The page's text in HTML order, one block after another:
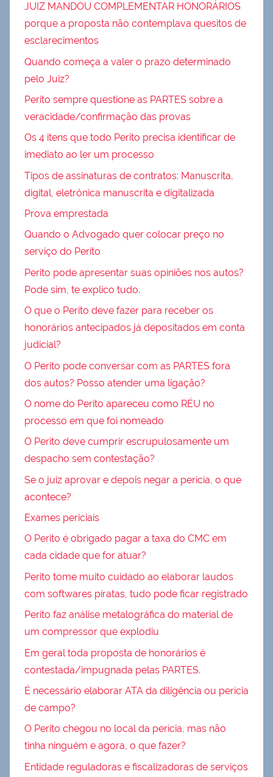
JUIZ MANDOU COMPLEMENTAR HONORÁRIOS
porque a proposta não contemplava quesitos de
esclarecimentos
Quando começa a valer o prazo determinado
pelo Juiz?
Perito sempre questione as PARTES sobre a
veracidade/confirmação das provas
Os 4 itens que todo Perito precisa identificar de
imediato ao ler um processo
Tipos de assinaturas de contratos: Manuscrita,
digital, eletrônica manuscrita e digitalizada
Prova emprestada
Quando o Advogado quer colocar preço no
serviço do Perito
Perito pode apresentar suas opiniões nos autos?
Pode sim, te explico tudo.
O que o Perito deve fazer para receber os
honorários antecipados já depositados em conta
judicial?
O Perito pode conversar com as PARTES fora
dos autos? Posso atender uma ligação?
O nome do Perito apareceu como RÉU no
processo em que foi nomeado
O Perito deve cumprir escrupulosamente um
despacho sem contestação?
Se o juiz aprovar e depois negar a perícia, o que
acontece?
Exames periciais
O Perito é obrigado pagar a taxa do CMC em
cada cidade que for atuar?
Perito tome muito cuidado ao elaborar laudos
com softwares piratas, tudo pode ficar registrado
Perito faz análise metalográfica do material de
um compressor que explodiu
Em geral toda proposta de honorários é
contestada/impugnada pelas PARTES.
É necessário elaborar ATA da diligência ou perícia
de campo?
O Perito chegou no local da perícia, mas não
tinha ninguém e agora, o que fazer?
Entidade reguladoras e fiscalizadoras de serviços